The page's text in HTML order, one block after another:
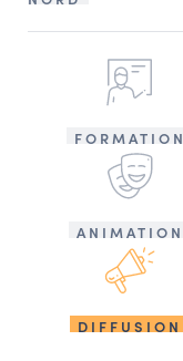
FORMATION
ANIMATION
DIFFUSION